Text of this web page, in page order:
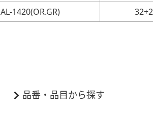
AL-1420(OR.GR)
品番・品目から探す